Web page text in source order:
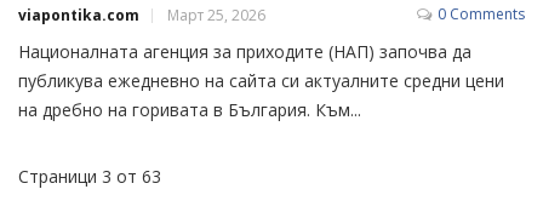
viapontika.com Март 25, 2026 0 Comments
Националната агенция за приходите (НАП) започва да
публикува ежедневно на сайта си актуалните средни цени
на дребно на горивата в България. Към...
Страници 3 от 63